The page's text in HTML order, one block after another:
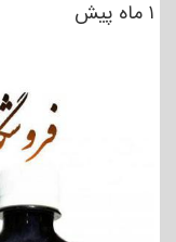
۱ ماه پیش